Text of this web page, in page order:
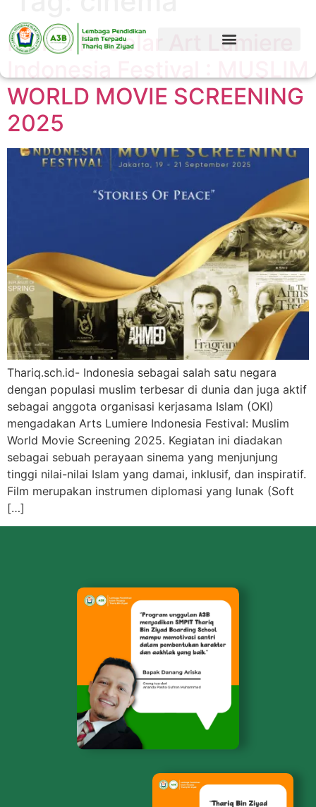
Kemlu RI Gelar Art Lumiere
WORLD MOVIE SCREENING
2025
Thariq.sch.id- Indonesia sebagai salah satu negara
dengan populasi muslim terbesar di dunia dan juga aktif
sebagai anggota organisasi kerjasama Islam (OKI)
mengadakan Arts Lumiere Indonesia Festival: Muslim
World Movie Screening 2025. Kegiatan ini diadakan
sebagai sebuah perayaan sinema yang menjunjung
tinggi nilai-nilai Islam yang damai, inklusif, dan inspiratif.
Film merupakan instrumen diplomasi yang lunak (Soft
[…]